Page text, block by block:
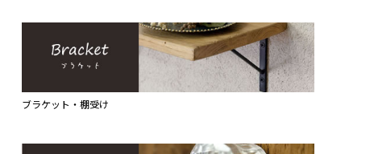
ブラケット・棚受け